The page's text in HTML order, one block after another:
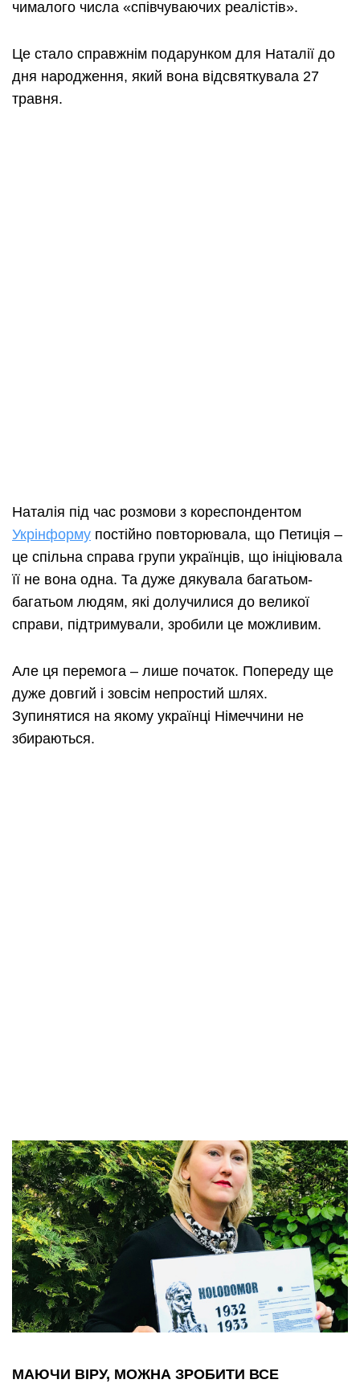
чималого числа «співчуваючих реалістів».
Це стало справжнім подарунком для Наталії до
дня народження, який вона відсвяткувала 27
травня.
Наталія під час розмови з кореспондентом
Укрінформу постійно повторювала, що Петиція –
це спільна справа групи українців, що ініціювала
її не вона одна. Та дуже дякувала багатьом-
багатьом людям, які долучилися до великої
справи, підтримували, зробили це можливим.
Але ця перемога – лише початок. Попереду ще
дуже довгий і зовсім непростий шлях.
Зупинятися на якому українці Німеччини не
збираються.
МАЮЧИ ВІРУ, МОЖНА ЗРОБИТИ ВСЕ